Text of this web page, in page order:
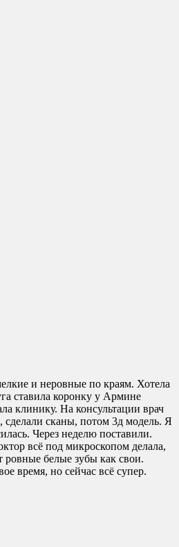
и неровные по краям. Хотела
ставила коронку у Армине
клинику. На консультации врач
сканы, потом 3д модель. Я
Через неделю поставили.
всё под микроскопом делала,
ровные белые зубы как свои.
время, но сейчас всё супер.